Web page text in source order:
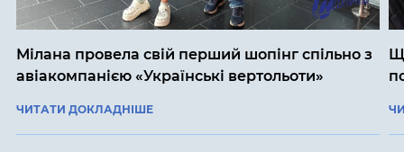
Мілана провела свій перший шопінг спільно з
авіакомпанією «Українські вертольоти»
ЧИТАТИ ДОКЛАДНІШЕ